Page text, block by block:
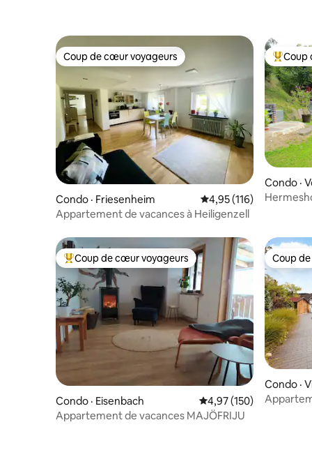
Coup de cœur voyageurs
Coup de cœur voyageurs
Condo · Friesenheim Note moyenne de
4,95 (116)
Appartement de vacances à Heiligenzell
Coup
Coup
Condo ·
Coup de cœur voyageurs parmi les plus aimés
Coup de cœur voyageurs
Condo · Eisenbach Note moyenne de
4,97 (150)
Appartement de vacances MAJÖFRIJU
Coup
Coup
Condo ·
gen